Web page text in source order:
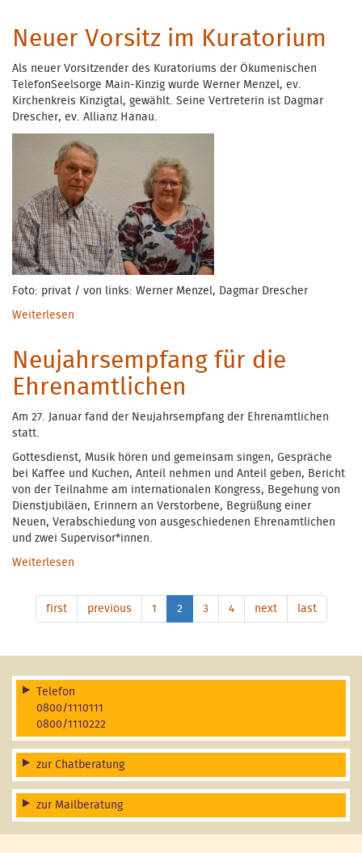
Neuer Vorsitz im Kuratorium
Als neuer Vorsitzender des Kuratoriums der Ökumenischen
TelefonSeelsorge Main-Kinzig wurde Werner Menzel, ev.
Kirchenkreis Kinzigtal, gewählt. Seine Vertreterin ist Dagmar
Drescher, ev. Allianz Hanau.
Foto: privat / von links: Werner Menzel, Dagmar Drescher
Weiterlesen
Neujahrsempfang für die
Ehrenamtlichen
Am 27. Januar fand der Neujahrsempfang der Ehrenamtlichen
statt.
Gottesdienst, Musik hören und gemeinsam singen, Gespräche
bei Kaffee und Kuchen, Anteil nehmen und Anteil geben, Bericht
von der Teilnahme am internationalen Kongress, Begehung von
Dienstjubiläen, Erinnern an Verstorbene, Begrüßung einer
Neuen, Verabschiedung von ausgeschiedenen Ehrenamtlichen
und zwei Supervisor*innen.
Weiterlesen
first previous 1 2 3 4 next last
Telefon
0800/1110111
0800/1110222
zur Chatberatung
zur Mailberatung